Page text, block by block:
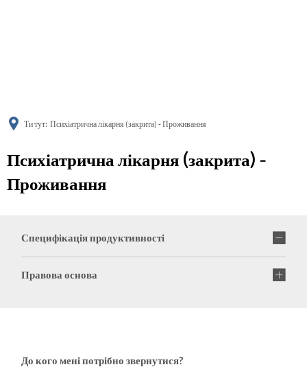
Ти тут: Психіатрична лікарня (закрита) - Проживання
Психіатрична лікарня (закрита) -
Проживання
Специфікація продуктивності
Правова основа
До кого мені потрібно звернутися?